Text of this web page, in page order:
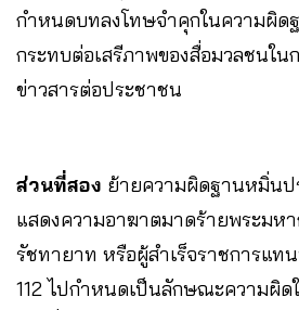
กำหนดบทลงโทษจำคุกในความผิด
กระทบต่อเสรีภาพของสื่อมวลชนใน
ข่าวสารต่อประชาชน
ส่วนที่สอง ย้ายความผิดฐานหมิ่น
แสดงความอาฆาตมาดร้ายพระมห
รัชทายาท หรือผู้สำเร็จราชการแท
112 ไปกำหนดเป็นลักษณะความผิ